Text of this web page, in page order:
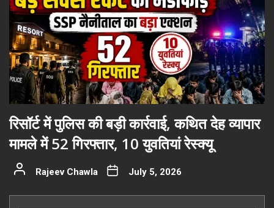
रिसॉर्ट में पुलिस की बड़ी कार्रवाई, कथित देह व्यापार
मामले में 52 गिरफ्तार, 10 युवतियां रेस्क्यू
Rajeev Chawla July 5, 2026